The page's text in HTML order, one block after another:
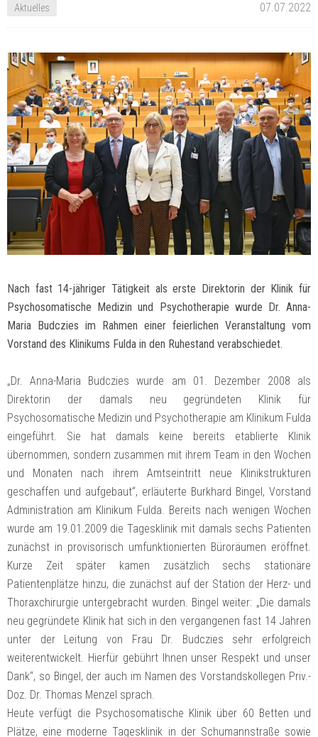
Aktuelles 07.07.2022
Nach fast 14-jähriger Tätigkeit als erste Direktorin der Klinik für
Psychosomatische Medizin und Psychotherapie wurde Dr. Anna-
Maria Budczies im Rahmen einer feierlichen Veranstaltung vom
Vorstand des Klinikums Fulda in den Ruhestand verabschiedet.
„Dr. Anna-Maria Budczies wurde am 01. Dezember 2008 als
Direktorin der damals neu gegründeten Klinik für
Psychosomatische Medizin und Psychotherapie am Klinikum Fulda
eingeführt. Sie hat damals keine bereits etablierte Klinik
übernommen, sondern zusammen mit ihrem Team in den Wochen
und Monaten nach ihrem Amtseintritt neue Klinikstrukturen
geschaffen und aufgebaut“, erläuterte Burkhard Bingel, Vorstand
Administration am Klinikum Fulda. Bereits nach wenigen Wochen
wurde am 19.01.2009 die Tagesklinik mit damals sechs Patienten
zunächst in provisorisch umfunktionierten Büroräumen eröffnet.
Kurze Zeit später kamen zusätzlich sechs stationäre
Patientenplätze hinzu, die zunächst auf der Station der Herz- und
Thoraxchirurgie untergebracht wurden. Bingel weiter: „Die damals
neu gegründete Klinik hat sich in den vergangenen fast 14 Jahren
unter der Leitung von Frau Dr. Budczies sehr erfolgreich
weiterentwickelt. Hierfür gebührt Ihnen unser Respekt und unser
Dank“, so Bingel, der auch im Namen des Vorstandskollegen Priv.-
Doz. Dr. Thomas Menzel sprach.
Heute verfügt die Psychosomatische Klinik über 60 Betten und
Plätze, eine moderne Tagesklinik in der Schumannstraße sowie